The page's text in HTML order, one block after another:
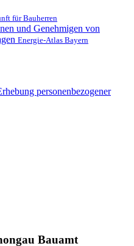
für Bauherren
und Genehmigen von
Energie-Atlas Bayern
personenbezogener
Bauamt